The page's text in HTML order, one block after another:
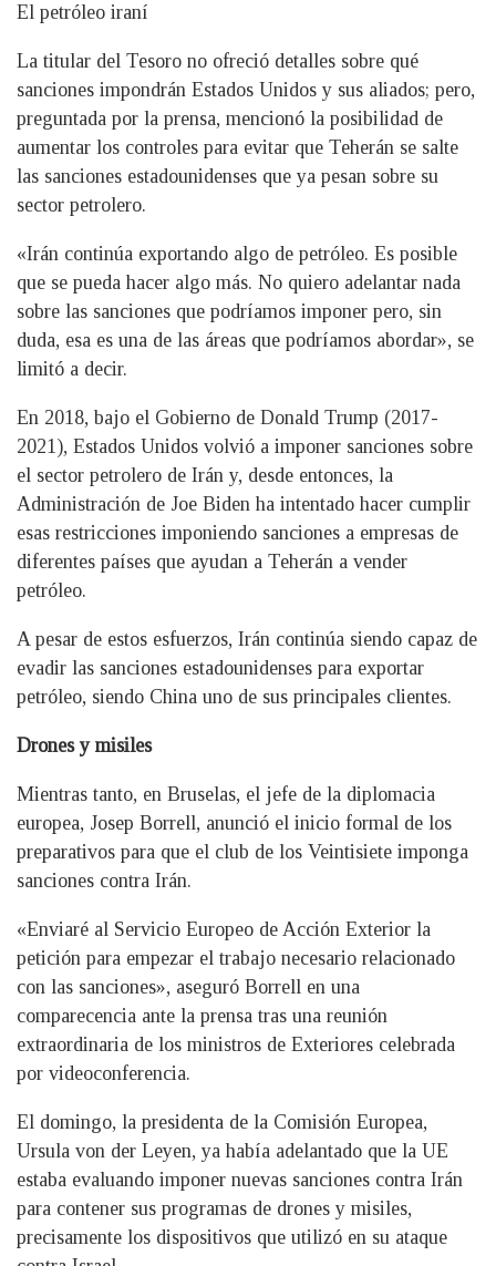
El petróleo iraní
La titular del Tesoro no ofreció detalles sobre qué
sanciones impondrán Estados Unidos y sus aliados; pero,
preguntada por la prensa, mencionó la posibilidad de
aumentar los controles para evitar que Teherán se salte
las sanciones estadounidenses que ya pesan sobre su
sector petrolero.
«Irán continúa exportando algo de petróleo. Es posible
que se pueda hacer algo más. No quiero adelantar nada
sobre las sanciones que podríamos imponer pero, sin
duda, esa es una de las áreas que podríamos abordar», se
limitó a decir.
En 2018, bajo el Gobierno de Donald Trump (2017-
2021), Estados Unidos volvió a imponer sanciones sobre
el sector petrolero de Irán y, desde entonces, la
Administración de Joe Biden ha intentado hacer cumplir
esas restricciones imponiendo sanciones a empresas de
diferentes países que ayudan a Teherán a vender
petróleo.
A pesar de estos esfuerzos, Irán continúa siendo capaz de
evadir las sanciones estadounidenses para exportar
petróleo, siendo China uno de sus principales clientes.
Drones y misiles
Mientras tanto, en Bruselas, el jefe de la diplomacia
europea, Josep Borrell, anunció el inicio formal de los
preparativos para que el club de los Veintisiete imponga
sanciones contra Irán.
«Enviaré al Servicio Europeo de Acción Exterior la
petición para empezar el trabajo necesario relacionado
con las sanciones», aseguró Borrell en una
comparecencia ante la prensa tras una reunión
extraordinaria de los ministros de Exteriores celebrada
por videoconferencia.
El domingo, la presidenta de la Comisión Europea,
Ursula von der Leyen, ya había adelantado que la UE
estaba evaluando imponer nuevas sanciones contra Irán
para contener sus programas de drones y misiles,
precisamente los dispositivos que utilizó en su ataque